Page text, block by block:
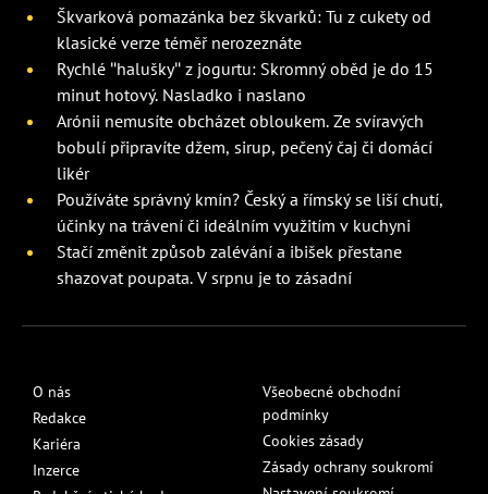
Škvarková pomazánka bez škvarků: Tu z cukety od
klasické verze téměř nerozeznáte
Rychlé "halušky" z jogurtu: Skromný oběd je do 15
minut hotový. Nasladko i naslano
Arónii nemusíte obcházet obloukem. Ze svíravých
bobulí připravíte džem, sirup, pečený čaj či domácí
likér
Používáte správný kmín? Český a římský se liší chutí,
účinky na trávení či ideálním využitím v kuchyni
Stačí změnit způsob zalévání a ibišek přestane
shazovat poupata. V srpnu je to zásadní
O nás
Redakce
Kariéra
Inzerce
Všeobecné obchodní
podmínky
Cookies zásady
Zásady ochrany soukromí